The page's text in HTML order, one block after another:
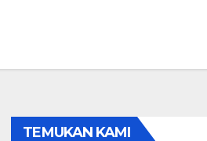
TEMUKAN KAMI